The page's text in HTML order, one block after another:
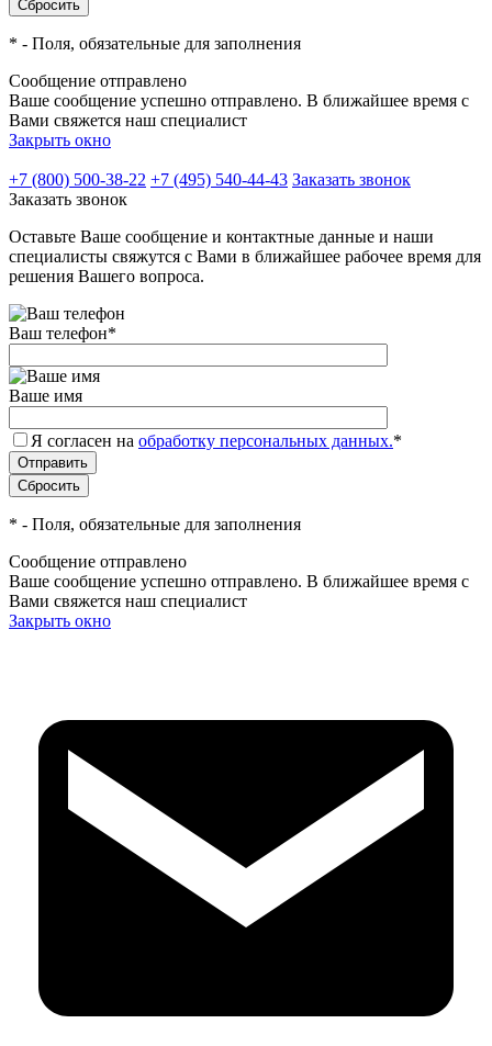
* - Поля, обязательные для заполнения
Сообщение отправлено
Ваше сообщение успешно отправлено. В ближайшее время с
Вами свяжется наш специалист
Закрыть окно
+7 (800) 500-38-22 +7 (495) 540-44-43 Заказать звонок
Заказать звонок
Оставьте Ваше сообщение и контактные данные и наши
специалисты свяжутся с Вами в ближайшее рабочее время для
решения Вашего вопроса.
Ваш телефон*
Ваше имя
Я согласен на обработку персональных данных.*
* - Поля, обязательные для заполнения
Сообщение отправлено
Ваше сообщение успешно отправлено. В ближайшее время с
Вами свяжется наш специалист
Закрыть окно